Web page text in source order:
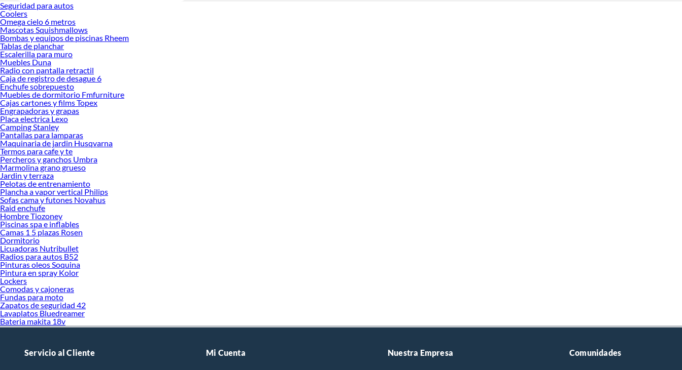
Seguridad para autos
Coolers
Omega cielo 6 metros
Mascotas Squishmallows
Bombas y equipos de piscinas Rheem
Tablas de planchar
Escalerilla para muro
Muebles Duna
Radio con pantalla retractil
Caja de registro de desague 6
Enchufe sobrepuesto
Muebles de dormitorio Fmfurniture
Cajas cartones y films Topex
Engrapadoras y grapas
Placa electrica Lexo
Camping Stanley
Pantallas para lamparas
Maquinaria de jardin Husqvarna
Termos para cafe y te
Percheros y ganchos Umbra
Marmolina grano grueso
Jardin y terraza
Pelotas de entrenamiento
Plancha a vapor vertical Philips
Sofas cama y futones Novahus
Raid enchufe
Hombre Tiozoney
Piscinas spa e inflables
Camas 1 5 plazas Rosen
Dormitorio
Licuadoras Nutribullet
Radios para autos B52
Pinturas oleos Soquina
Pintura en spray Kolor
Lockers
Comodas y cajoneras
Fundas para moto
Zapatos de seguridad 42
Lavaplatos Bluedreamer
Bateria makita 18v
Servicio al Cliente Mi Cuenta Nuestra Empresa Comunidades